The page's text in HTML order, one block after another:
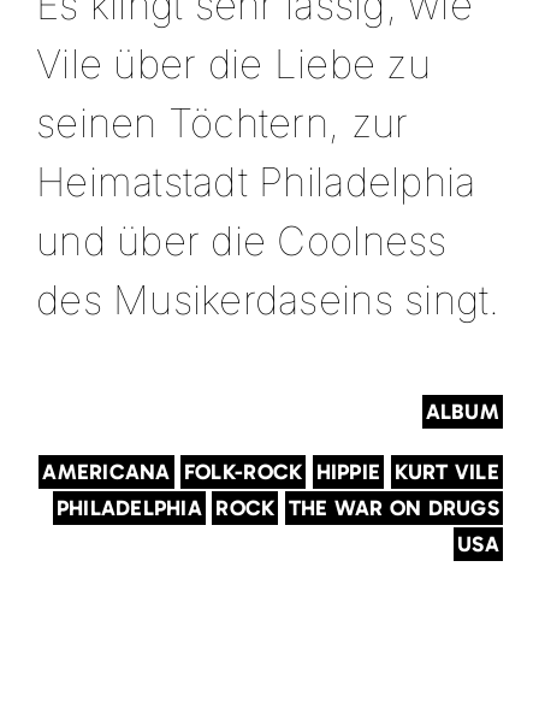
Vile über die Liebe zu
seinen Töchtern, zur
Heimatstadt Philadelphia
und über die Coolness
des Musikerdaseins singt.
ALBUM
AMERICANA FOLK-ROCK HIPPIE
KURT VILE
PHILADELPHIA ROCK THE WAR ON DRUGS
USA